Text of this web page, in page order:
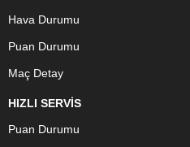
Hava Durumu
Puan Durumu
Maç Detay
HIZLI SERVİS
Puan Durumu